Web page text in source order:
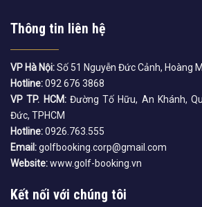
Thông tin liên hệ
VP Hà Nội:Số 51 Nguyễn Đức Cảnh, Hoàng
Hotline:092 676 3868
VP TP. HCM:Đường Tố Hữu, An Khánh,
Đức, TPHCM
Hotline:0926.763.555
Email:golfbooking.corp@gmail.com
Website:www.golf-booking.vn
Kết nối với chúng tôi